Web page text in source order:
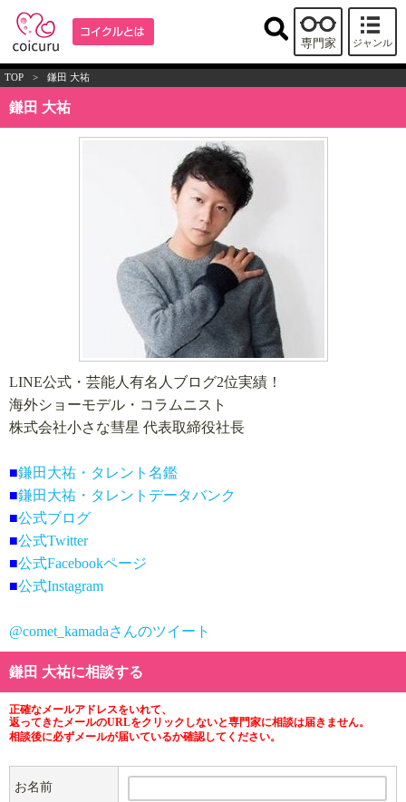
ジャンル
専門家
TOP > 鎌田 大祐
鎌田 大祐
LINE公式・芸能人有名人ブログ2位実績！
海外ショーモデル・コラムニスト
株式会社小さな彗星 代表取締役社長
■鎌田大祐・タレント名鑑
■鎌田大祐・タレントデータバンク
■公式ブログ
■公式Twitter
■公式Facebookページ
■公式Instagram
@comet_kamadaさんのツイート
鎌田 大祐に相談する
正確なメールアドレスをいれて、
返ってきたメールのURLをクリックしないと専門家に相談は届きません。
相談後に必ずメールが届いているか確認してください。
お名前